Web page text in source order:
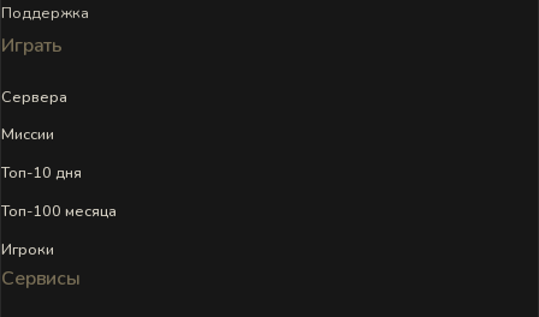
Поддержка
Играть
Сервера
Миссии
Топ-10 дня
Топ-100 месяца
Игроки
Сервисы